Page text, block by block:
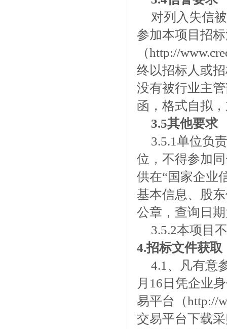
对列入失信
参加本项目招
（http://
终以招标人或
没有被行业主
函，格式自拟
3.5其他要求
3.5.1单位负
位，不得参加
供在“国家企业
基本信息、股
公章，查询日
3.5.2本项目
4.招标文件获取
4.1、凡有意
月16 日凭企业
易平台（http://
交易平台下载